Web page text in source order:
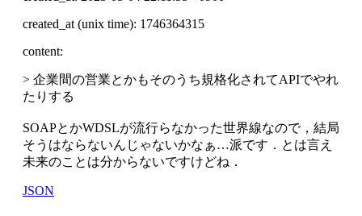
created_at (unix time): 1746364315
content:
> 企業間の営業とかもそのうち規格化されてAPIでやれ
たりする
SOAPとかWDSLが流行らなかった世界線なので，結局
そうはならないんじゃないかなぁ…派です．とは言え
未来のことは分からないですけどね．
JSON